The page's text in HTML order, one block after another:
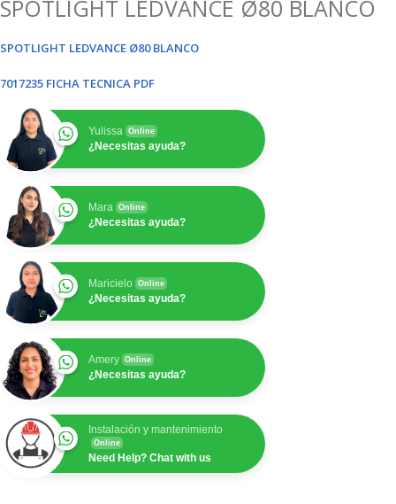
SPOTLIGHT LEDVANCE Ø80 BLANCO
SPOTLIGHT LEDVANCE Ø80 BLANCO
7017235 FICHA TECNICA PDF
Yulissa Online
¿Necesitas ayuda?
Mara Online
¿Necesitas ayuda?
Maricielo Online
¿Necesitas ayuda?
Amery Online
¿Necesitas ayuda?
Instalación y mantenimiento
Online
Need Help? Chat with us